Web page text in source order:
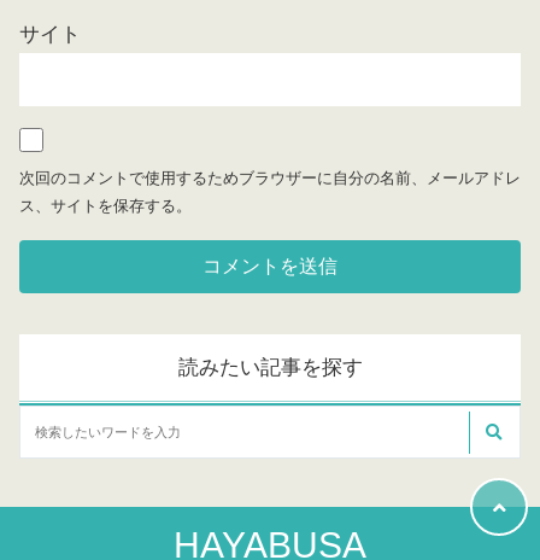
サイト
次回のコメントで使用するためブラウザーに自分の名前、メールアドレ
ス、サイトを保存する。
読みたい記事を探す
HAYABUSA